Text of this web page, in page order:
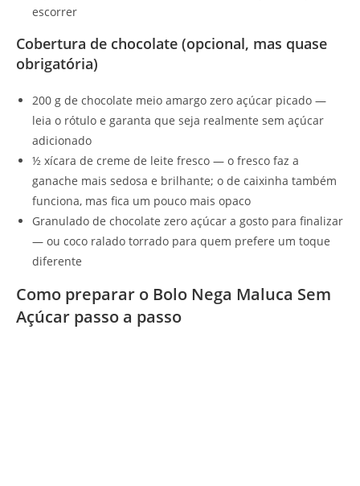
escorrer
Cobertura de chocolate (opcional, mas quase
obrigatória)
200 g de chocolate meio amargo zero açúcar picado —
leia o rótulo e garanta que seja realmente sem açúcar
adicionado
½ xícara de creme de leite fresco — o fresco faz a
ganache mais sedosa e brilhante; o de caixinha também
funciona, mas fica um pouco mais opaco
Granulado de chocolate zero açúcar a gosto para finalizar
— ou coco ralado torrado para quem prefere um toque
diferente
Como preparar o Bolo Nega Maluca Sem
Açúcar passo a passo